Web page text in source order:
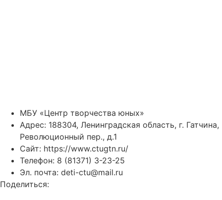
МБУ «Центр творчества юных»
Адрес: 188304, Ленинградская область, г. Гатчина,
Революционный пер., д.1
Сайт: https://www.ctugtn.ru/
Телефон: 8 (81371) 3-23-25
Эл. почта: deti-ctu@mail.ru
Поделиться: